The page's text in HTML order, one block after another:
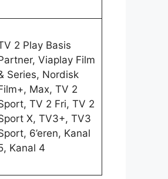
2 Play Basis
Viaplay Film
Series, Nordisk
Max, TV 2
TV 2 Fri, TV 2
X, TV3+, TV3
6’eren, Kanal
Kanal 4